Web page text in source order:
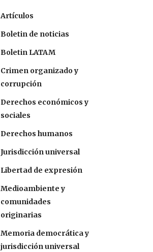
Artículos
Boletin de noticias
Boletin LATAM
Crimen organizado y
corrupción
Derechos económicos y
sociales
Derechos humanos
Jurisdicción universal
Libertad de expresión
Medioambiente y
comunidades
originarias
Memoria democrática y
jurisdicción universal